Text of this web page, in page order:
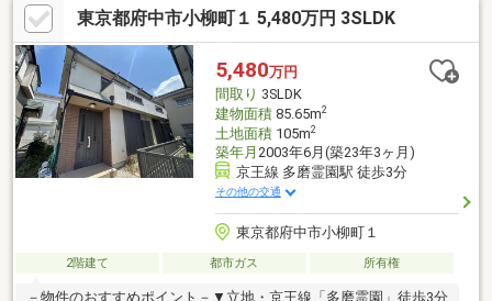
東京都府中市小柳町１ 5,480万円 3SLDK
5,480万円
間取り 3SLDK
建物面積85.65m2
土地面積105m2
築年月 2003年6月(築23年3ヶ月)
京王線 多磨霊園駅 徒歩3分
その他の交通
東京都府中市小柳町１
2階建て 都市ガス 所有権
－物件のおすすめポイント－▼立地・京王線「多磨霊園」徒歩3分